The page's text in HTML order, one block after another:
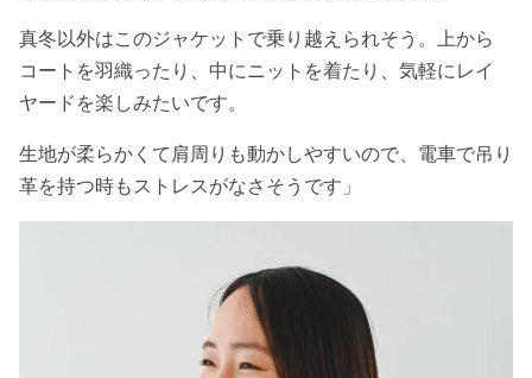
真冬以外はこのジャケットで乗り越えられそう。上から
コートを羽織ったり、中にニットを着たり、気軽にレイ
ヤードを楽しみたいです。
生地が柔らかくて肩周りも動かしやすいので、電車で吊り
革を持つ時もストレスがなさそうです」